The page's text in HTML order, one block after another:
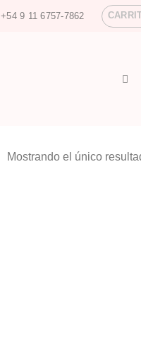
+54 9 11 6757-7862
Mostrando el único